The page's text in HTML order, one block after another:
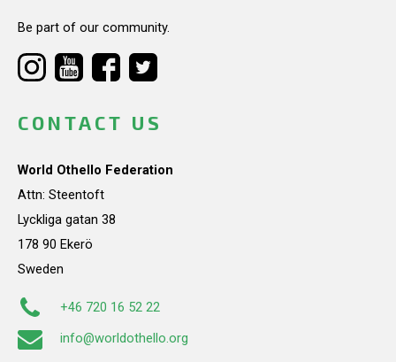
Be part of our community.
CONTACT US
World Othello Federation
Attn: Steentoft
Lyckliga gatan 38
178 90 Ekerö
Sweden
+46 720 16 52 22
info@worldothello.org